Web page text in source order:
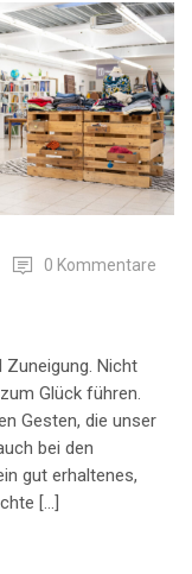
0 Kommentare
Zuneigung. Nicht
Glück führen.
Gesten, die unser
bei den
gut erhaltenes,
[…]